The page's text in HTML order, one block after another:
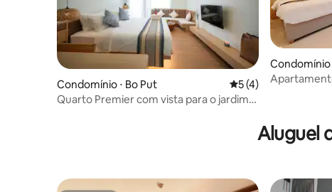
Condomínio ⋅ Bo Put 5 de uma avaliação
5 (4)
Quarto Premier com vista para o jardim
Condomínio
Aluguel